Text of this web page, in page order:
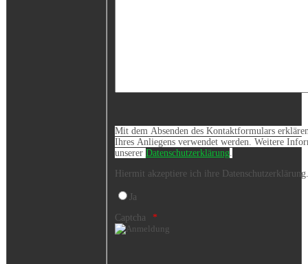
Mit dem Absenden des Kontaktformulars
Ihres Anliegens verwendet werden. Weitere
unserer Datenschutzerklärung.
Hiermit akzeptiere ich ihre Datenschutzerklärung.
Ja
Captcha